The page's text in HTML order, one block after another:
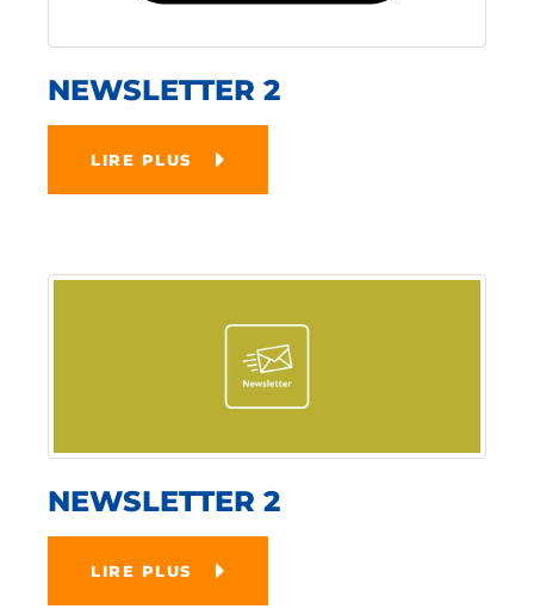
NEWSLETTER 2
LIRE PLUS
NEWSLETTER 2
LIRE PLUS